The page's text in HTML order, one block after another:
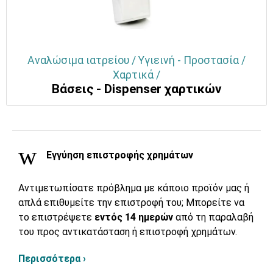
Αναλώσιμα ιατρείου / Υγιεινή - Προστασία /
Χαρτικά /
Βάσεις - Dispenser χαρτικών
Εγγύηση επιστροφής χρημάτων
Αντιμετωπίσατε πρόβλημα με κάποιο προϊόν μας ή
απλά επιθυμείτε την επιστροφή του; Μπορείτε να
το επιστρέψετε εντός 14 ημερών από τη παραλαβή
του προς αντικατάσταση ή επιστροφή χρημάτων.
Περισσότερα ›